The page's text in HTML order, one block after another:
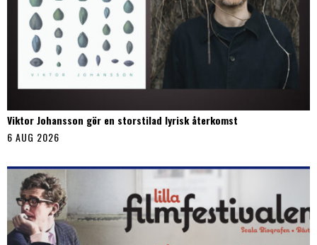
Viktor Johansson gör en storstilad lyrisk återkomst
6 AUG 2026